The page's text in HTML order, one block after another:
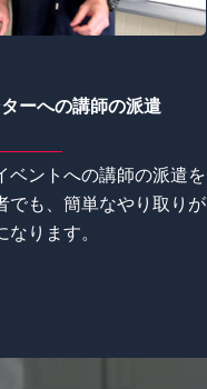
ーへの講師の派遣
ベントへの講師の派遣を
でも、簡単なやり取りが
ります。